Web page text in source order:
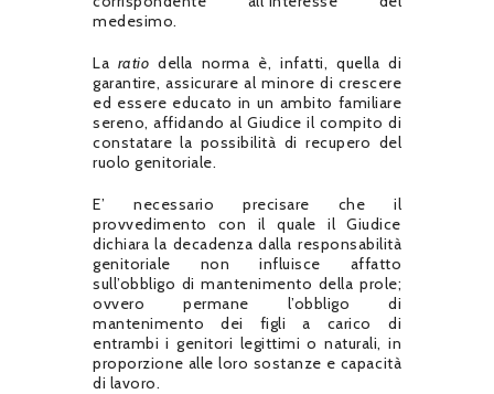
medesimo.
La ratiodella norma è, infatti, quella di
garantire, assicurare al minore di crescere
ed essere educato in un ambito familiare
sereno, affidando al Giudice il compito di
constatare la possibilità di recupero del
ruolo genitoriale.
E’ necessario precisare che il
provvedimento con il quale il Giudice
dichiara la decadenza dalla responsabilità
genitoriale non influisce affatto
sull’obbligo di mantenimento della prole;
ovvero permane l’obbligo di
mantenimento dei figli a carico di
entrambi i genitori legittimi o naturali, in
proporzione alle loro sostanze e capacità
di lavoro.